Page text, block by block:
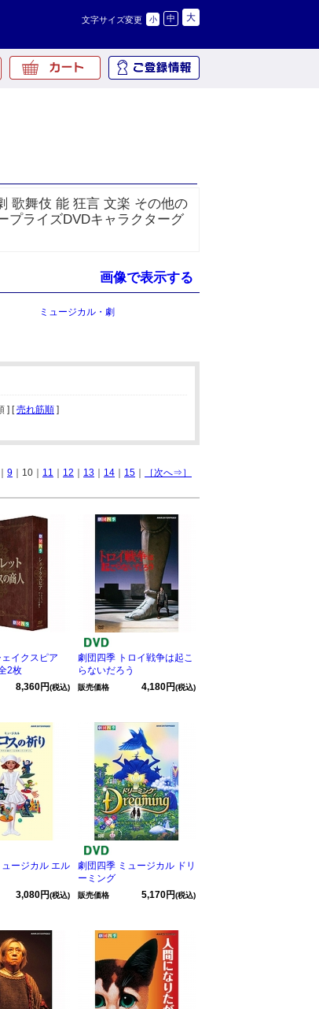
文字サイズ変更 小 中 大
歌舞伎 能 狂言 文楽 その他の
プライズDVDキャラクターグ
画像で表示する
ミュージカル・劇
] [売れ筋順 ]
9 ｜10｜ 11 12 13 14 15 ［次へ⇒］
イクスピア
2枚
8,360円(税込)
劇団四季 トロイ戦争は起こ
らないだろう
販売価格 4,180円(税込)
ージカル エル
3,080円(税込)
劇団四季 ミュージカル ドリ
ーミング
販売価格 5,170円(税込)